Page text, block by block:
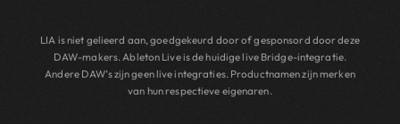
LIA is niet gelieerd aan, goedgekeurd door of gesponsord door deze
DAW-makers. Ableton Live is de huidige live Bridge-integratie.
Andere DAW’s zijn geen live integraties. Productnamen zijn merken
van hun respectieve eigenaren.